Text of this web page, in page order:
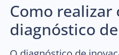
Como realizar
diagnóstico